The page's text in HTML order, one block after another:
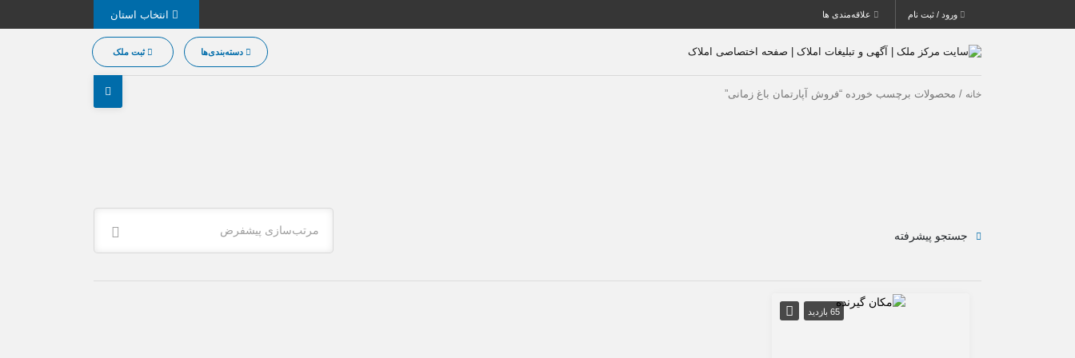
ورود / ثبت نام علاقه‌مندی ها
دسته‌بندی‌ها ثبت ملک
خانه / محصولات برچسب خورده “فروش آپارتمان باغ زمانی”
مرتب‌سازی پیشفرض جستجو پیشرفته
65 بازدید